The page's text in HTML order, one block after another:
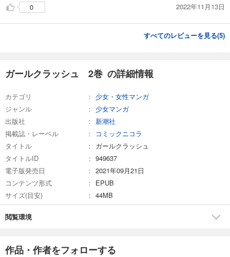
0 2022年11月13日
すべてのレビューを見る(5)
ガールクラッシュ 2巻 の詳細情報
カテゴリ
少女・女性マンガ
ジャンル
少女マンガ
出版社
新潮社
掲載誌・レーベル
コミックニコラ
タイトル
ガールクラッシュ
タイトルID
949637
電子版発売日
2021年09月21日
コンテンツ形式
EPUB
サイズ(目安)
44MB
閲覧環境
作品・作者をフォローする